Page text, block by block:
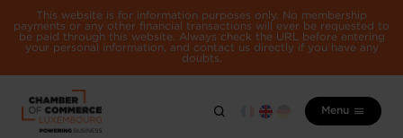
This website is for information purposes only. No membership
payments or any other financial transactions will ever be requested to
be paid through this website. Always check the URL before entering
your personal information, and contact us directly if you have any
doubts.
Menu